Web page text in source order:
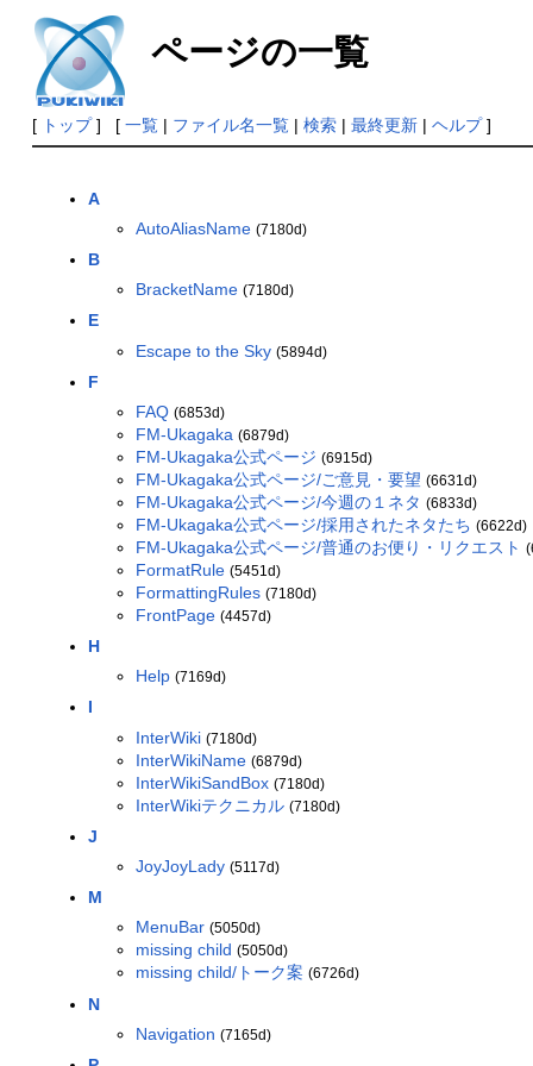
ページの一覧
[ トップ] [ 一覧| ファイル名一覧| 検索| 最終更新| ヘルプ]
A
AutoAliasName (7180d)
B
BracketName (7180d)
E
Escape to the Sky (5894d)
F
FAQ (6853d)
FM-Ukagaka (6879d)
FM-Ukagaka公式ページ (6915d)
FM-Ukagaka公式ページ/ご意見・要望 (6631d)
FM-Ukagaka公式ページ/今週の１ネタ (6833d)
FM-Ukagaka公式ページ/採用されたネタたち (6622d)
FM-Ukagaka公式ページ/普通のお便り・リクエスト
FormatRule (5451d)
FormattingRules (7180d)
FrontPage (4457d)
H
Help (7169d)
I
InterWiki (7180d)
InterWikiName (6879d)
InterWikiSandBox (7180d)
InterWikiテクニカル (7180d)
J
JoyJoyLady (5117d)
M
MenuBar (5050d)
missing child (5050d)
missing child/トーク案 (6726d)
N
Navigation (7165d)